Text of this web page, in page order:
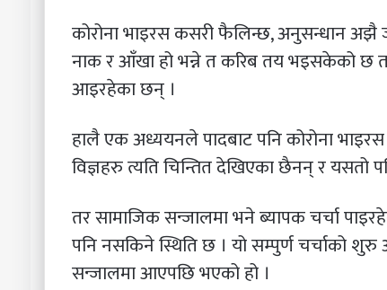
कोरोना भाइरस कसरी फैलिन्छ, अनुसन्धान अझै
नाक र आँखा हो भन्ने त करिब तय भइसकेको छ
आइरहेका छन् ।
हालै एक अध्ययनले पादबाट पनि कोरोना
विज्ञहरु त्यति चिन्तित देखिएका छैनन् र
तर सामाजिक सन्जालमा भने ब्यापक चर्चा
पनि नसकिने स्थिति छ । यो सम्पुर्ण चर्चाको शुरु
सन्जालमा आएपछि भएको हो ।